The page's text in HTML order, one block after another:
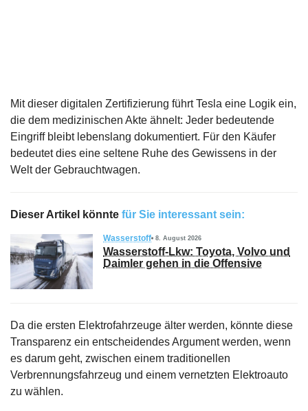
Mit dieser digitalen Zertifizierung führt Tesla eine Logik ein,
die dem medizinischen Akte ähnelt: Jeder bedeutende
Eingriff bleibt lebenslang dokumentiert. Für den Käufer
bedeutet dies eine seltene Ruhe des Gewissens in der
Welt der Gebrauchtwagen.
Dieser Artikel könnte für Sie interessant sein:
Wasserstoff 8. August 2026
Wasserstoff-Lkw: Toyota, Volvo und
Daimler gehen in die Offensive
Da die ersten Elektrofahrzeuge älter werden, könnte diese
Transparenz ein entscheidendes Argument werden, wenn
es darum geht, zwischen einem traditionellen
Verbrennungsfahrzeug und einem vernetzten Elektroauto
zu wählen.